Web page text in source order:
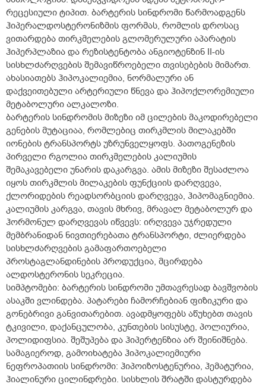
რეცესიული ტიპით. ბარტერის სინდრომი წარმოადგენს
ჰიპერალდოსტერონიზმის ფორმას, რომლის დროსაც
ვითარდება თირკმელების გლომერულური აპარატის
ჰიპერპლაზია და რეზისტენტობა ანგიოტენზინ II-ის
სისხლძარღვების შემავიწროებელი თვისებების მიმართ.
ახასიათებს ჰიპოკალიემია, ნორმალური ან
დაქვეითებული არტერიული წნევა და ჰიპოქლორემიული
მეტაბოლური ალკალოზი.
ბარტერის სინდრომის მიზეზი იმ ცილების მაკოდირებელი
გენების მუტაციაა, რომლებიც თირკმლის მილაკებში
იონების ტრანსპორტს უზრუნველყოფს. პათოგენეზის
პირველი რგოლია თირკმელების კალიუმის
შემაკავებელი უნარის დაკარგვა. ამის მიზეზი შესაძლოა
იყოს თირკმლის მილაკების ფუნქციის დარღვევა,
ქლორიდების რეადსორბციის დარღვევა, ჰიპომაგნიემია.
კალიუმის კარგვა, თავის მხრივ, მრავალ მეტაბოლურ და
ჰორმონულ დარღვევას იწვევს: ირღვევა უჯრედული
მემბრანიდან ნივთიერებათა ტრანსპორტი, ძლიერდება
სისხლძარღვების გამაფართოებელი
პროსტაგლანდინების პროდუქცია, მცირდება
ალდოსტერონის სეკრეცია.
სიმპტომები: ბარტერის სინდრომი უმთავრესად ბავშვობის
ასაკში ვლინდება. პატარები ჩამორჩებიან ფიზიკური და
გონებრივი განვითარებით. ავადმყოფებს აწუხებთ თავის
ტკივილი, დაქანცულობა, კუნთების სისუსტე, პოლიურია,
პოლიდიფსია. შეშუპება და ჰიპერტენზია არ შეინიშნება.
სამაგიეროდ, გამოიხატება ჰიპოკალიემიური
ნეფროპათიის სინდრომი: ჰიპოიზოსტენურია, ჰემატურია,
ჰიალინური ცილინდრები. სისხლის შრატში დასტურდება